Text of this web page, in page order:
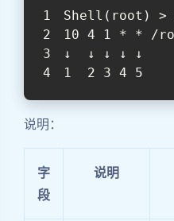
Shell(root) >
10 4 1 * * /
↓  ↓ ↓ ↓ ↓
1  2 3 4 5
说明：
字
段
说明